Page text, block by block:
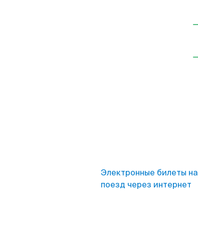
Электронные билеты на
поезд через интернет